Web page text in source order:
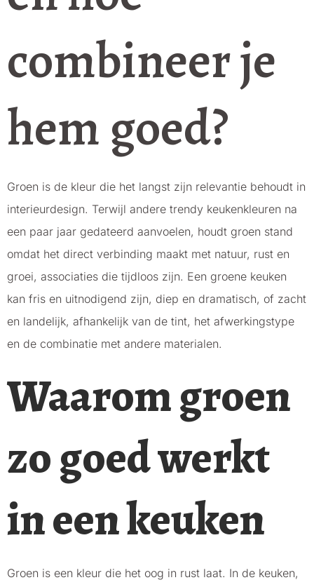
combineer je
hem goed?
Groen is de kleur die het langst zijn relevantie behoudt in
interieurdesign. Terwijl andere trendy keukenkleuren na
een paar jaar gedateerd aanvoelen, houdt groen stand
omdat het direct verbinding maakt met natuur, rust en
groei, associaties die tijdloos zijn. Een groene keuken
kan fris en uitnodigend zijn, diep en dramatisch, of zacht
en landelijk, afhankelijk van de tint, het afwerkingstype
en de combinatie met andere materialen.
Waarom groen
zo goed werkt
in een keuken
Groen is een kleur die het oog in rust laat. In de keuken,